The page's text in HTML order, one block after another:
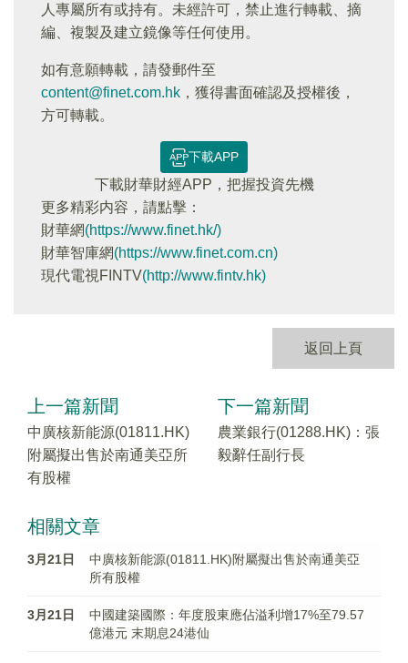
人專屬所有或持有。未經許可，禁止進行轉載、摘
編、複製及建立鏡像等任何使用。
如有意願轉載，請發郵件至
content@finet.com.hk ，獲得書面確認及授權後，
方可轉載。
下載APP
下載財華財經APP，把握投資先機
更多精彩内容，請點擊：
財華網(https://www.finet.hk/)
財華智庫網(https://www.finet.com.cn)
現代電視FINTV(http://www.fintv.hk)
返回上頁
上一篇新聞
中廣核新能源(01811.HK)
附屬擬出售於南通美亞所
有股權
下一篇新聞
農業銀行(01288.HK)：張
毅辭任副行長
相關文章
3月21日
中廣核新能源(01811.HK)附屬擬出售於南通美亞
所有股權
3月21日
中國建築國際：年度股東應佔溢利增17%至79.57
億港元 末期息24港仙